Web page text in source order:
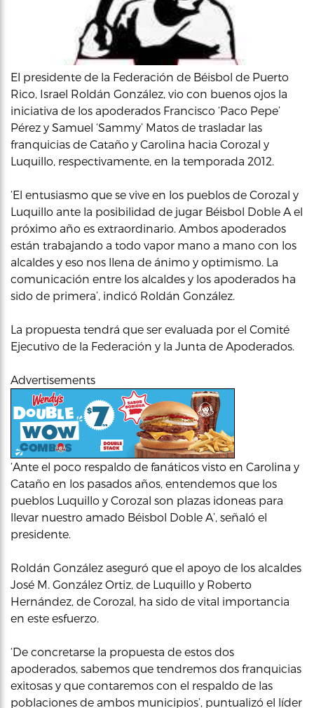
El presidente de la Federación de Béisbol de Puerto
Rico, Israel Roldán González, vio con buenos ojos la
iniciativa de los apoderados Francisco ‘Paco Pepe’
Pérez y Samuel ‘Sammy’ Matos de trasladar las
franquicias de Cataño y Carolina hacia Corozal y
Luquillo, respectivamente, en la temporada 2012.
‘El entusiasmo que se vive en los pueblos de Corozal y
Luquillo ante la posibilidad de jugar Béisbol Doble A el
próximo año es extraordinario. Ambos apoderados
están trabajando a todo vapor mano a mano con los
alcaldes y eso nos llena de ánimo y optimismo. La
comunicación entre los alcaldes y los apoderados ha
sido de primera’, indicó Roldán González.
La propuesta tendrá que ser evaluada por el Comité
Ejecutivo de la Federación y la Junta de Apoderados.
Advertisements
‘Ante el poco respaldo de fanáticos visto en Carolina y
Cataño en los pasados años, entendemos que los
pueblos Luquillo y Corozal son plazas idoneas para
llevar nuestro amado Béisbol Doble A’, señaló el
presidente.
Roldán González aseguró que el apoyo de los alcaldes
José M. González Ortiz, de Luquillo y Roberto
Hernández, de Corozal, ha sido de vital importancia
en este esfuerzo.
‘De concretarse la propuesta de estos dos
apoderados, sabemos que tendremos dos franquicias
exitosas y que contaremos con el respaldo de las
poblaciones de ambos municipios’, puntualizó el líder